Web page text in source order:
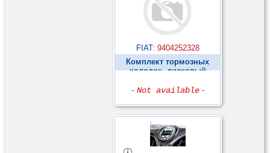
FIAT: 9404252328
Комплект тормозных
колодок, дисковый
- Not available -